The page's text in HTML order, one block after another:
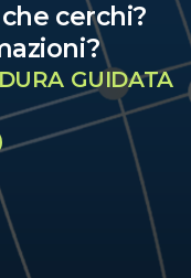
cerchi?
GUIDATA